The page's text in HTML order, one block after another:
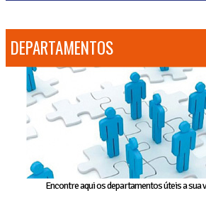
DEPARTAMENTOS
Encontre aqui os departamentos úteis a sua